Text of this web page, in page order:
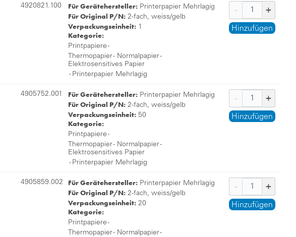
4920821.100 Für Gerätehersteller: Printerpapier Mehrlagig
Für Original P/N: 2-fach, weiss/gelb
Verpackungseinheit: 1
Kategorie:
Printpapiere ,
Thermopapier - Normalpapier -
Elektrosensitives Papier
, Printerpapier Mehrlagig
Hinzufügen
4905752.001 Für Gerätehersteller: Printerpapier Mehrlagig
Für Original P/N: 2-fach, weiss/gelb
Verpackungseinheit: 50
Kategorie:
Printpapiere ,
Thermopapier - Normalpapier -
Elektrosensitives Papier
, Printerpapier Mehrlagig
Hinzufügen
4905859.002 Für Gerätehersteller: Printerpapier Mehrlagig
Für Original P/N: 2-fach, weiss/gelb
Verpackungseinheit: 20
Kategorie:
Printpapiere ,
Thermopapier - Normalpapier -
Hinzufügen